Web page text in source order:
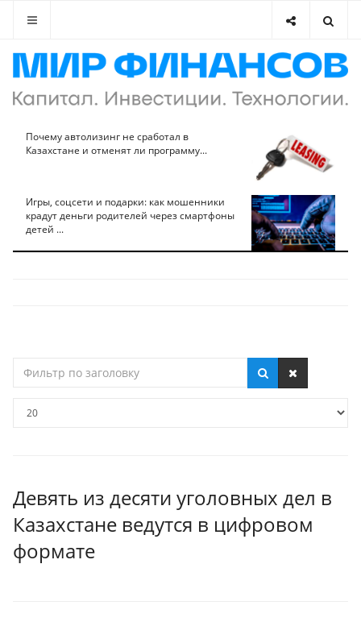
Почему автолизинг не сработал в
Казахстане и отменят ли программу...
Игры, соцсети и подарки: как мошенники
крадут деньги родителей через смартфоны
детей ...
по
Девять из десяти уголовных дел в
Казахстане ведутся в цифровом
формате